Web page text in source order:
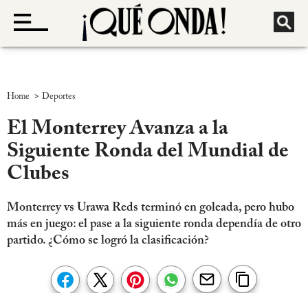
Home > Deportes
El Monterrey Avanza a la
Siguiente Ronda del Mundial de
Clubes
Monterrey vs Urawa Reds terminó en goleada, pero hubo
más en juego: el pase a la siguiente ronda dependía de otro
partido. ¿Cómo se logró la clasificación?